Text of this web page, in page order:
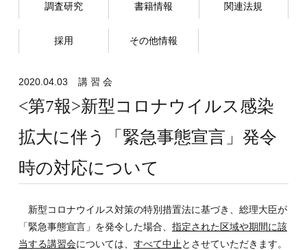
調査研究 書籍情報 関連法規
採用 その他情報
2020.04.03 講 習 会
<第7報>新型コロナウイルス感染
拡大に伴う「緊急事態宣言」発令
時の対応について
新型コロナウイルス対策の特別措置法に基づき、総理大臣が
「緊急事態宣言」を発令した場合、 指定された区域や期間に該
当する講習会については、 すべて中止 とさせていただきます。